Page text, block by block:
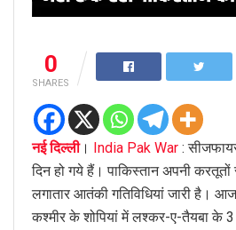
0
SHARES
नई दिल्ली। India Pak War :
दिन हो गये हैं। पाकिस्तान अपनी
लगातार आतंकी गतिविधियां जारी है।
कश्मीर के शोपियां में लश्कर-ए-तैयबा के